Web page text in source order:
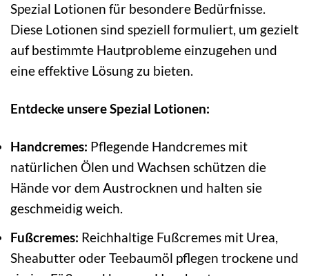
Spezial Lotionen für besondere Bedürfnisse.
Diese Lotionen sind speziell formuliert, um gezielt
auf bestimmte Hautprobleme einzugehen und
eine effektive Lösung zu bieten.
Entdecke unsere Spezial Lotionen:
Handcremes: Pflegende Handcremes mit
natürlichen Ölen und Wachsen schützen die
Hände vor dem Austrocknen und halten sie
geschmeidig weich.
Fußcremes: Reichhaltige Fußcremes mit Urea,
Sheabutter oder Teebaumöl pflegen trockene und